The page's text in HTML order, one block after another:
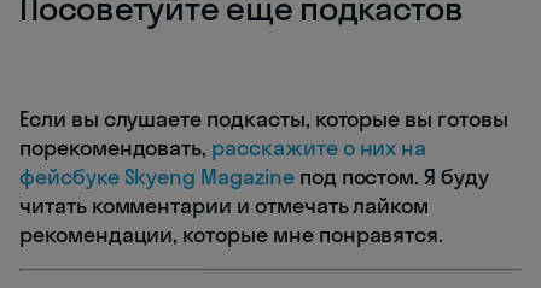
Если вы слушаете подкасты, которые вы готовы
порекомендовать, расскажите о них на
фейсбуке Skyeng Magazineпод постом. Я буду
читать комментарии и отмечать лайком
рекомендации, которые мне понравятся.